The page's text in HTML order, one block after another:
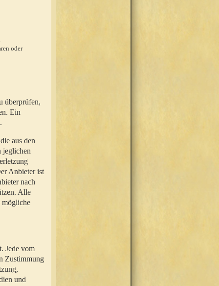
oder
überprüfen,
Ein
aus den
jeglichen
Anbieter ist
nach
Alle
mögliche
Jede vom
Zustimmung
und